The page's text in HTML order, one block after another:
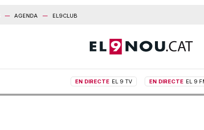
AGENDA EL9CLUB
EN DIRECTE EL 9 TV EN DIRECTE EL 9